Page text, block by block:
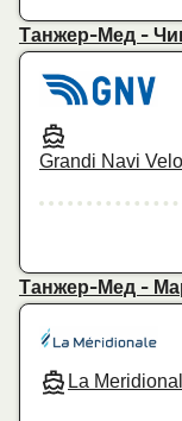
Танжер-Мед -
Grandi Navi
Танжер-Мед -
La